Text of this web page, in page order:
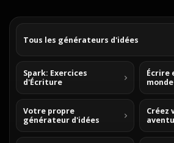
Tous les générateurs d'idées
Spark: Exercices
d'Écriture
Écrire
monde
Votre propre
générateur d'idées
Créez